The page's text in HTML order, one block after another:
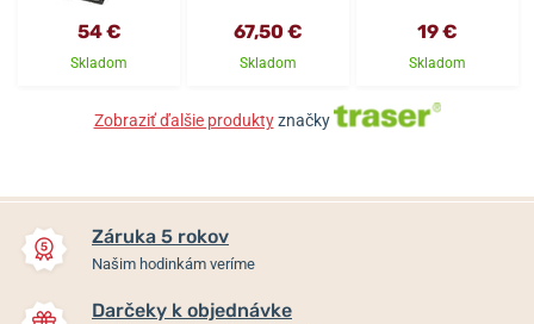
54 €
Skladom
67,50 €
Skladom
19 €
Skladom
Zobraziť ďalšie produktyznačky
Záruka 5 rokov
Našim hodinkám veríme
Darčeky k objednávke